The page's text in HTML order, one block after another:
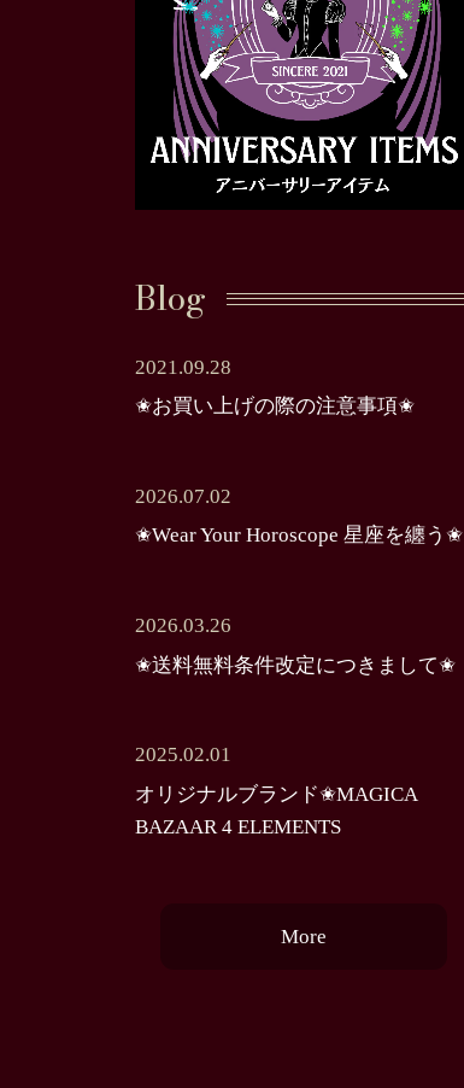
Blog
2021.09.28
✬お買い上げの際の注意事項✬
2026.07.02
✬Wear Your Horoscope 星座を纏う✬
2026.03.26
✬送料無料条件改定につきまして✬
2025.02.01
オリジナルブランド✬MAGICA
BAZAAR 4 ELEMENTS
More